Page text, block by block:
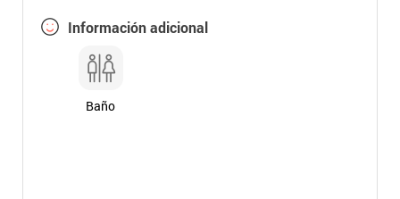
Información adicional
Baño